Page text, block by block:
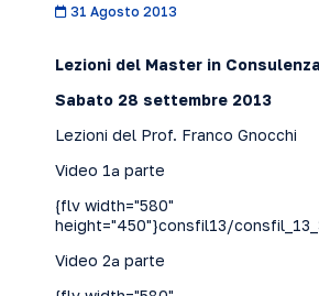
31 Agosto 2013
Lezioni del Master in
Sabato 28 settembre 2013
Lezioni del Prof. Franco Gnocchi
Video 1ª parte
{flv width="580"
height="450"}consfil13/
Video 2ª parte